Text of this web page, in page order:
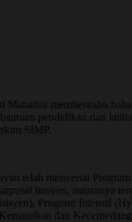
Mahathir memberitahu
pendidikan dan
SIMP.
telah menyertai
tuisyen, antaranya
Program Intensif
dan